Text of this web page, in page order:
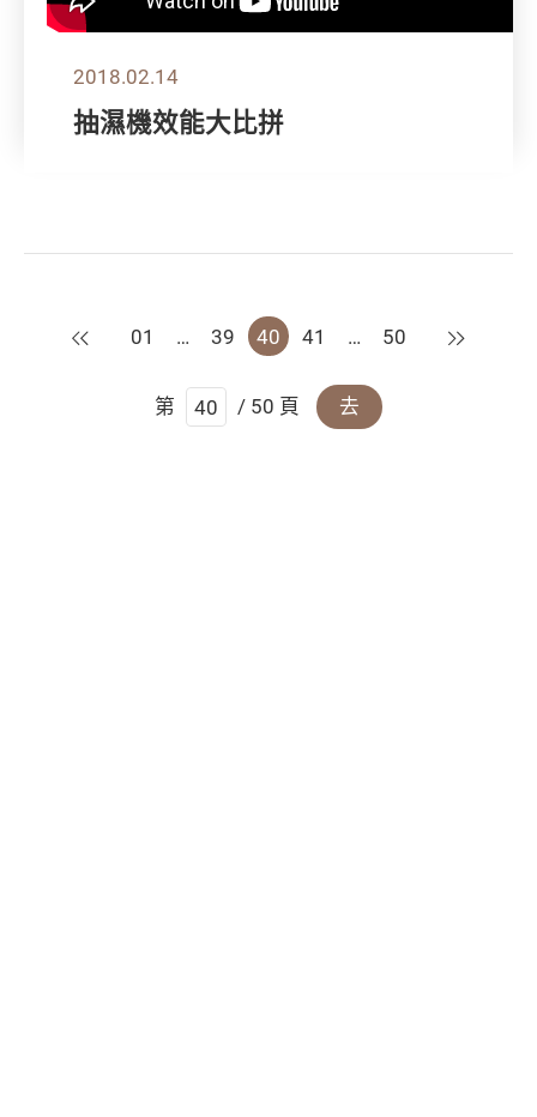
2018.02.14
抽濕機效能大比拼
上一頁
01 … 39 40 41 … 50 下一頁
第 / 50 頁 去